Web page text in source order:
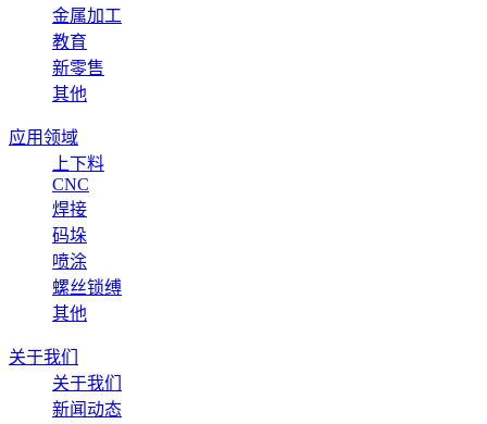
金属加工
教育
新零售
其他
应用领域
上下料
CNC
焊接
码垛
喷涂
螺丝锁缚
其他
关于我们
关于我们
新闻动态